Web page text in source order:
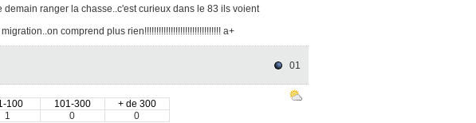
ranger la chasse..c'est curieux dans le 83 ils voient
comprend plus rien!!!!!!!!!!!!!!!!!!!!!!!!!!!!!!!! a+
01
100 101-300
+ de 300
1 0
0